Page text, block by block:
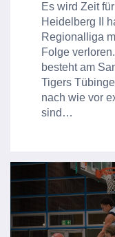
Es wird Zeit
Heidelberg II
Regionalliga
Folge
besteht am
Tigers
nach wie vor
sind…